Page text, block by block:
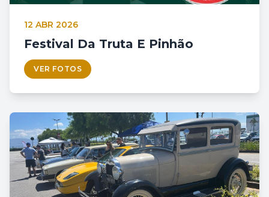
12 ABR 2026
Festival Da Truta E Pinhão
VER FOTOS